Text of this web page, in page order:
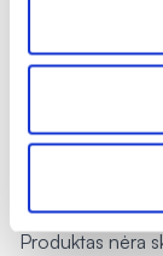
* RMV –
Vartojimas:
1
nuryti užgeriant
Vartojimo
Produktas nėra